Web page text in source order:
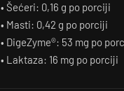
• Šećeri: 0,16 g po porciji
• Masti: 0,42 g po porciji
• DigeZyme®: 53 mg po
• Laktaza: 16 mg po porciji